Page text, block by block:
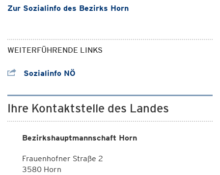
Zur Sozialinfo des Bezirks Horn
WEITERFÜHRENDE LINKS
Sozialinfo NÖ
Ihre Kontaktstelle des Landes
Bezirkshauptmannschaft Horn
Frauenhofner Straße 2
3580 Horn